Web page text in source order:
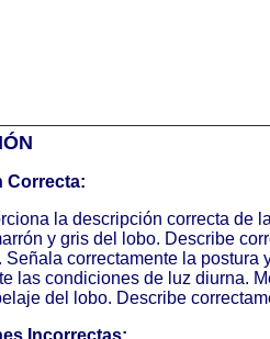
Correcta:
la descripción correcta de
y gris del lobo. Describe
Señala correctamente la
las condiciones de luz diurna.
del lobo. Describe
Incorrectas: